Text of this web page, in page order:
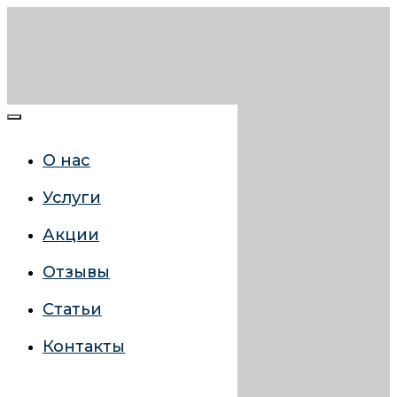
О нас
Услуги
Акции
Отзывы
Статьи
Контакты